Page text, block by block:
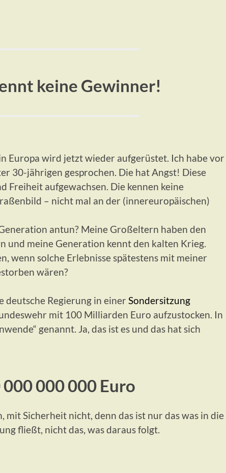
keine Gewinner!
Europa wird jetzt wieder aufgerüstet. Ich habe vor
30-jährigen gesprochen. Die hat Angst! Diese
Freiheit aufgewachsen. Die kennen keine
– nicht mal an der (innereuropäischen)
antun? Meine Großeltern haben den
und meine Generation kennt den kalten Krieg.
wenn solche Erlebnisse spätestens mit meiner
wären?
deutsche Regierung in einer Sondersitzung
mit 100 Milliarden Euro aufzustocken. In
genannt. Ja, das ist es und das hat sich
000 000 000 Euro
mit Sicherheit nicht, denn das ist nur das was in die
fließt, nicht das, was daraus folgt.